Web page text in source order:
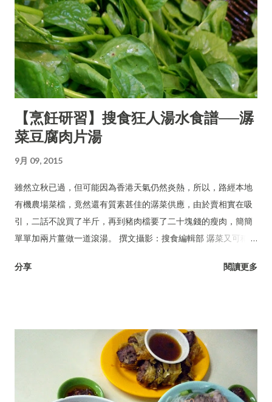
【烹飪研習】搜食狂人湯水食譜──潺
菜豆腐肉片湯
9月 09, 2015
雖然立秋已過，但可能因為香港天氣仍然炎熱，所以，路經本地
有機農場菜檔，竟然還有質素甚佳的潺菜供應，由於賣相實在吸
引，二話不說買了半斤，再到豬肉檔要了二十塊錢的瘦肉，簡簡
單單加兩片薑做一道滾湯。 撰文攝影：搜食編輯部 潺菜又可稱木
分享 閱讀更多